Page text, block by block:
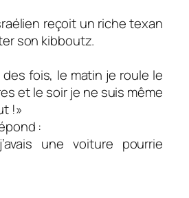
reçoit un riche texan
son kibboutz.
des fois, le matin je roule le
et le soir je ne suis même
!»
:
une voiture pourrie